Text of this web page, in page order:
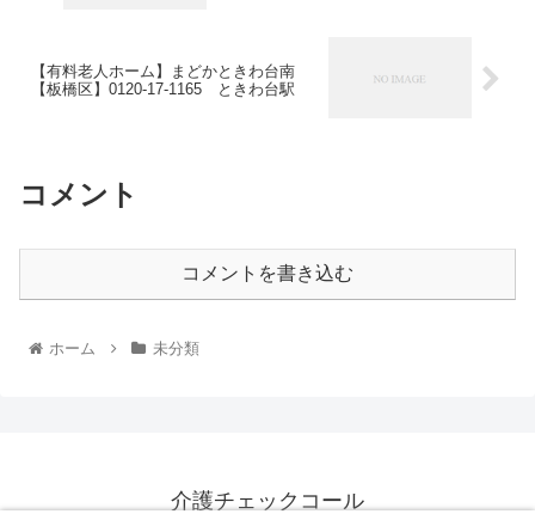
【有料老人ホーム】まどかときわ台南
【板橋区】0120-17-1165 ときわ台駅
コメント
コメントを書き込む
ホーム 未分類
介護チェックコール